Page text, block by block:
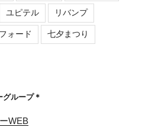
ユピテル リバンプ
ォード 七夕まつり
グループ＊
WEB